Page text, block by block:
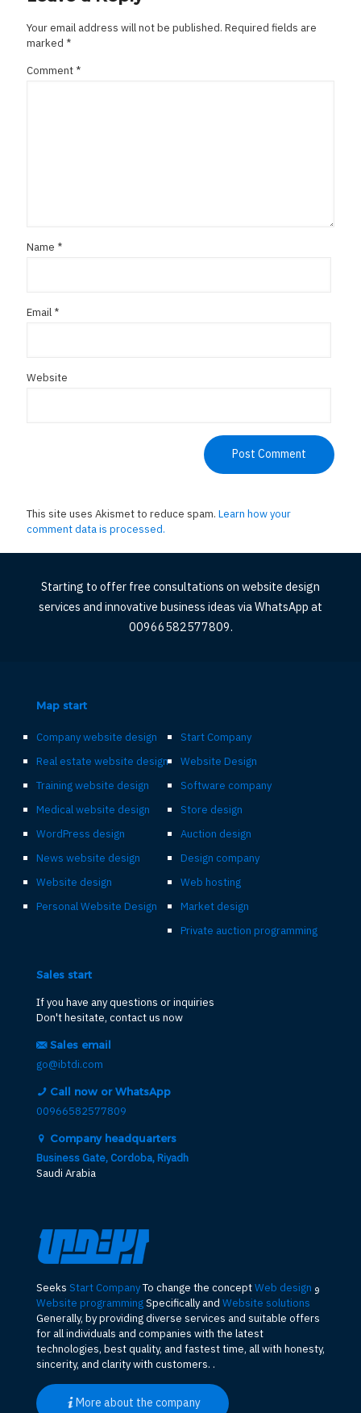
Your email address will not be published. Required fields are
marked *
Comment *
Name *
Email *
Website
This site uses Akismet to reduce spam. Learn how your
comment data is processed.
Starting to offer free consultations on website design
services and innovative business ideas via WhatsApp at
00966582577809.
Map start
Start Company
Website Design
Software company
Store design
Auction design
Design company
Web hosting
Market design
Private auction programming
Company website design
Real estate website design
Training website design
Medical website design
WordPress design
News website design
Website design
Personal Website Design
Sales start
If you have any questions or inquiries
Don't hesitate, contact us now
Sales email
go@ibtdi.com
Call now or WhatsApp
00966582577809
Company headquarters
Business Gate, Cordoba, Riyadh
Saudi Arabia
Seeks Start CompanyTo change the conceptWeb design و
Website programmingSpecifically and Website solutions
Generally, by providing diverse services and suitable offers
for all individuals and companies with the latest
technologies, best quality, and fastest time, all with honesty,
sincerity, and clarity with customers. .
More about the company